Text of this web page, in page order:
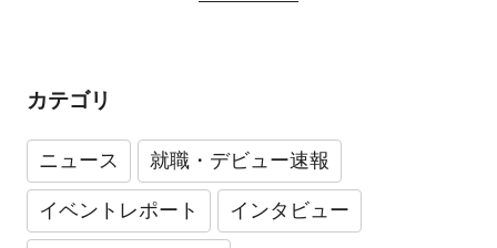
カテゴリ
ニュース 就職・デビュー速報
イベントレポート インタビュー